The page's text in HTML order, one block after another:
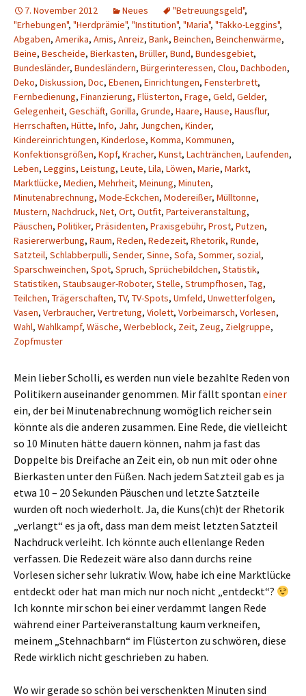
7. November 2012 Neues "Betreuungsgeld",
"Erhebungen", "Herdprämie", "Institution", "Maria", "Takko-Leggins",
Abgaben, Amerika, Amis, Anreiz, Bank, Beinchen, Beinchenwärme,
Beine, Bescheide, Bierkasten, Brüller, Bund, Bundesgebiet,
Bundesländer, Bundesländern, Bürgerinteressen, Clou, Dachboden,
Deko, Diskussion, Doc, Ebenen, Einrichtungen, Fensterbrett,
Fernbedienung, Finanzierung, Flüsterton, Frage, Geld, Gelder,
Gelegenheit, Geschäft, Gorilla, Grunde, Haare, Hause, Hausflur,
Herrschaften, Hütte, Info, Jahr, Jungchen, Kinder,
Kindereinrichtungen, Kinderlose, Komma, Kommunen,
Konfektionsgrößen, Kopf, Kracher, Kunst, Lachtränchen, Laufenden,
Leben, Leggins, Leistung, Leute, Lila, Löwen, Marie, Markt,
Marktlücke, Medien, Mehrheit, Meinung, Minuten,
Minutenabrechnung, Mode-Eckchen, Modereißer, Mülltonne,
Mustern, Nachdruck, Net, Ort, Outfit, Parteiveranstaltung,
Päuschen, Politiker, Präsidenten, Praxisgebühr, Prost, Putzen,
Rasiererwerbung, Raum, Reden, Redezeit, Rhetorik, Runde,
Satzteil, Schlabberpulli, Sender, Sinne, Sofa, Sommer, sozial,
Sparschweinchen, Spot, Spruch, Sprüchebildchen, Statistik,
Statistiken, Staubsauger-Roboter, Stelle, Strumpfhosen, Tag,
Teilchen, Trägerschaften, TV, TV-Spots, Umfeld, Unwetterfolgen,
Vasen, Verbraucher, Vertretung, Violett, Vorbeimarsch, Vorlesen,
Wahl, Wahlkampf, Wäsche, Werbeblock, Zeit, Zeug, Zielgruppe,
Zopfmuster
Mein lieber Scholli, es werden nun viele bezahlte Reden von
Politikern auseinander genommen. Mir fällt spontan einer
ein, der bei Minutenabrechnung womöglich reicher sein
könnte als die anderen zusammen. Eine Rede, die vielleicht
so 10 Minuten hätte dauern können, nahm ja fast das
Doppelte bis Dreifache an Zeit ein, ob nun mit oder ohne
Bierkasten unter den Füßen. Nach jedem Satzteil gab es ja
etwa 10 – 20 Sekunden Päuschen und letzte Satzteile
wurden oft noch wiederholt. Ja, die Kuns(ch)t der Rhetorik
„verlangt“ es ja oft, dass man dem meist letzten Satzteil
Nachdruck verleiht. Ich könnte auch ellenlange Reden
verfassen. Die Redezeit wäre also dann durchs reine
Vorlesen sicher sehr lukrativ. Wow, habe ich eine Marktlücke
entdeckt oder hat man mich nur noch nicht „entdeckt“?
Ich konnte mir schon bei einer verdammt langen Rede
während einer Parteiveranstaltung kaum verkneifen,
meinem „Stehnachbarn“ im Flüsterton zu schwören, diese
Rede wirklich nicht geschrieben zu haben.
Wo wir gerade so schön bei verschenkten Minuten sind